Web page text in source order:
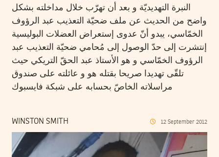
النبرة التهديديّة و بعد أن تهرّب خلال مداخلته بشكل
واضح من الحديث عن ملف ضحيّة التعذيب عبد الرؤوف
الخمّاسي، يبدو أنّ عدوى إستعراض العضلات البوليسية
إنتشرت إلى حدّ الوصول إلى مُحامي ضحيّة التعذيب عبد
الرؤوف الخمّاسي و هو الأستاذ عبد الحقّ التريكي حيث
تلقّى تهديدا صريحا بقتله هو و عائلته على صندوق
مراسلاته الخاصّ بحسابه على شبكة فايسبوك
WINSTON SMITH 12 September 2012